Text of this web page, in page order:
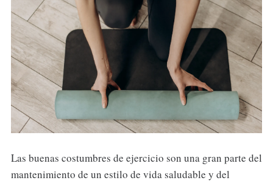
Las buenas costumbres de ejercicio son una gran parte del
mantenimiento de un estilo de vida saludable y del